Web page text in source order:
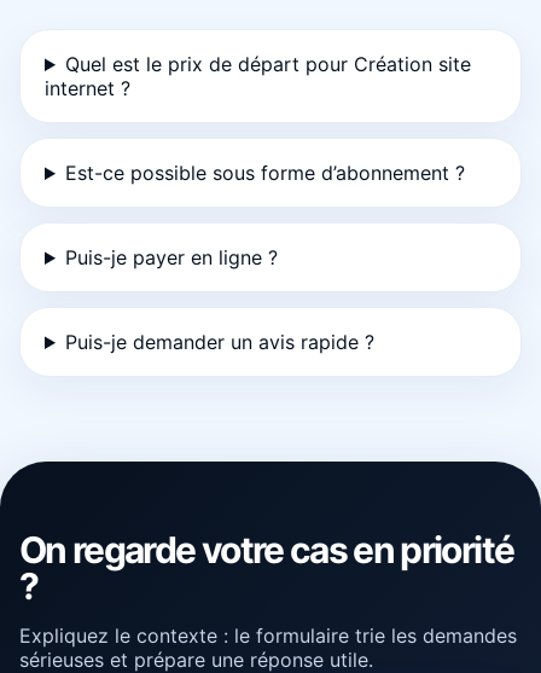
Quel est le prix de départ pour Création site
internet ?
Est-ce possible sous forme d’abonnement ?
Puis-je payer en ligne ?
Puis-je demander un avis rapide ?
On regarde votre cas en priorité
?
Expliquez le contexte : le formulaire trie les demandes
sérieuses et prépare une réponse utile.